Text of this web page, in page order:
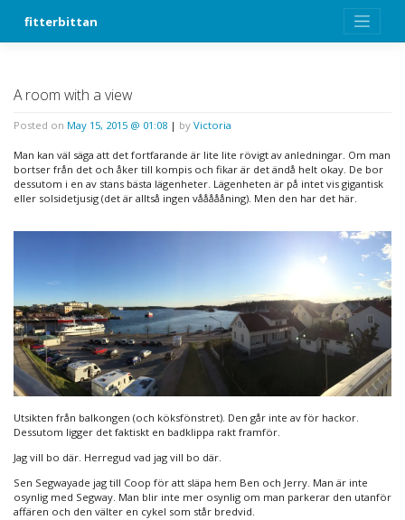
fitterbittan
A room with a view
Posted on May 15, 2015 @ 01:08 | by Victoria
Man kan väl säga att det fortfarande är lite lite rövigt av anledningar. Om man
bortser från det och åker till kompis och fikar är det ändå helt okay. De bor
dessutom i en av stans bästa lägenheter. Lägenheten är på intet vis gigantisk
eller solsidetjusig (det är alltså ingen våååååning). Men den har det här.
Utsikten från balkongen (och köksfönstret). Den går inte av för hackor.
Dessutom ligger det faktiskt en badklippa rakt framför.
Jag vill bo där. Herregud vad jag vill bo där.
Sen Segwayade jag till Coop för att släpa hem Ben och Jerry. Man är inte
osynlig med Segway. Man blir inte mer osynlig om man parkerar den utanför
affären och den välter en cykel som står bredvid.